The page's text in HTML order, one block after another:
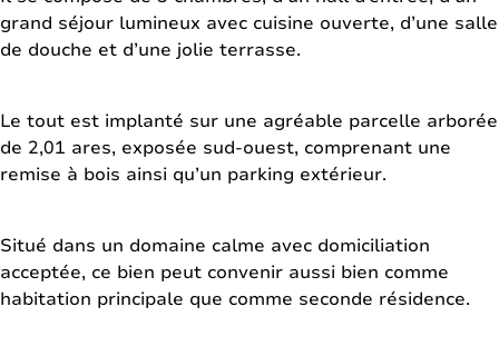
grand séjour lumineux avec cuisine ouverte, d’une salle
de douche et d’une jolie terrasse.
Le tout est implanté sur une agréable parcelle arborée
de 2,01 ares, exposée sud-ouest, comprenant une
remise à bois ainsi qu’un parking extérieur.
Situé dans un domaine calme avec domiciliation
acceptée, ce bien peut convenir aussi bien comme
habitation principale que comme seconde résidence.